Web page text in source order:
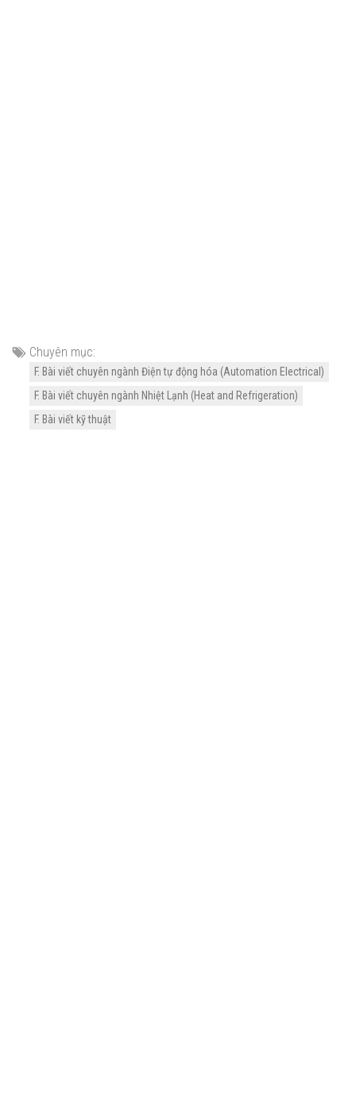
Chuyên mục:
F. Bài viết chuyên ngành Điện tự động hóa (Automation Electrical)
F. Bài viết chuyên ngành Nhiệt Lạnh (Heat and Refrigeration)
F. Bài viết kỹ thuật